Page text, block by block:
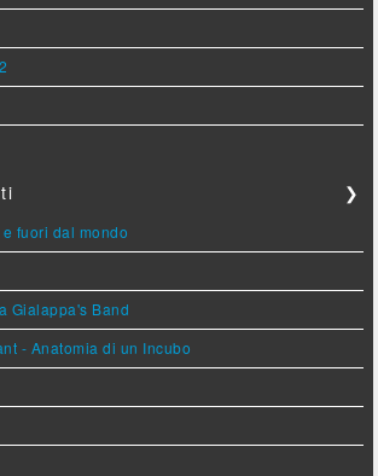
❯
fuori dal mondo
Gialappa's Band
- Anatomia di un Incubo